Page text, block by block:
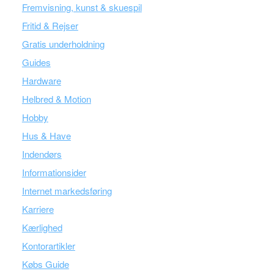
Fremvisning, kunst & skuespil
Fritid & Rejser
Gratis underholdning
Guides
Hardware
Helbred & Motion
Hobby
Hus & Have
Indendørs
Informationsider
Internet markedsføring
Karriere
Kærlighed
Kontorartikler
Købs Guide